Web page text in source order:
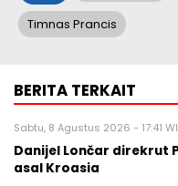
Timnas Prancis
BERITA TERKAIT
Sabtu, 8 Agustus 2026 - 17:41
Danijel Lončar direkrut
asal Kroasia